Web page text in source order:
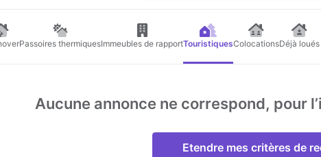
Passoires thermiquesImmeubles de rapportTouristiquesColocationsDéjà loués
Aucune annonce ne correspond, pour
Etendre mes critères de